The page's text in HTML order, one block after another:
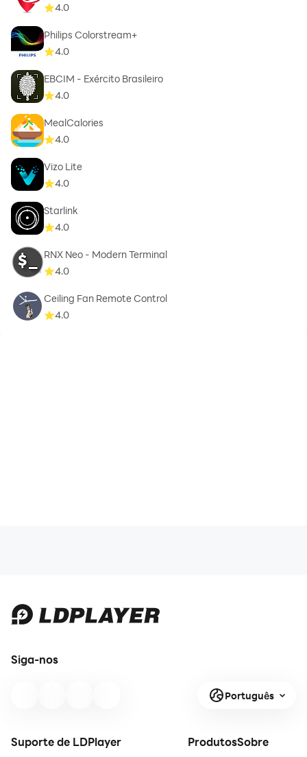
4.0
Philips Colorstream+
4.0
EBCIM - Exército Brasileiro
4.0
MealCalories
4.0
Vizo Lite
4.0
Starlink
4.0
RNX Neo - Modern Terminal
4.0
Ceiling Fan Remote Control
4.0
Siga-nos
Português
Suporte de LDPlayer ProdutosSobre